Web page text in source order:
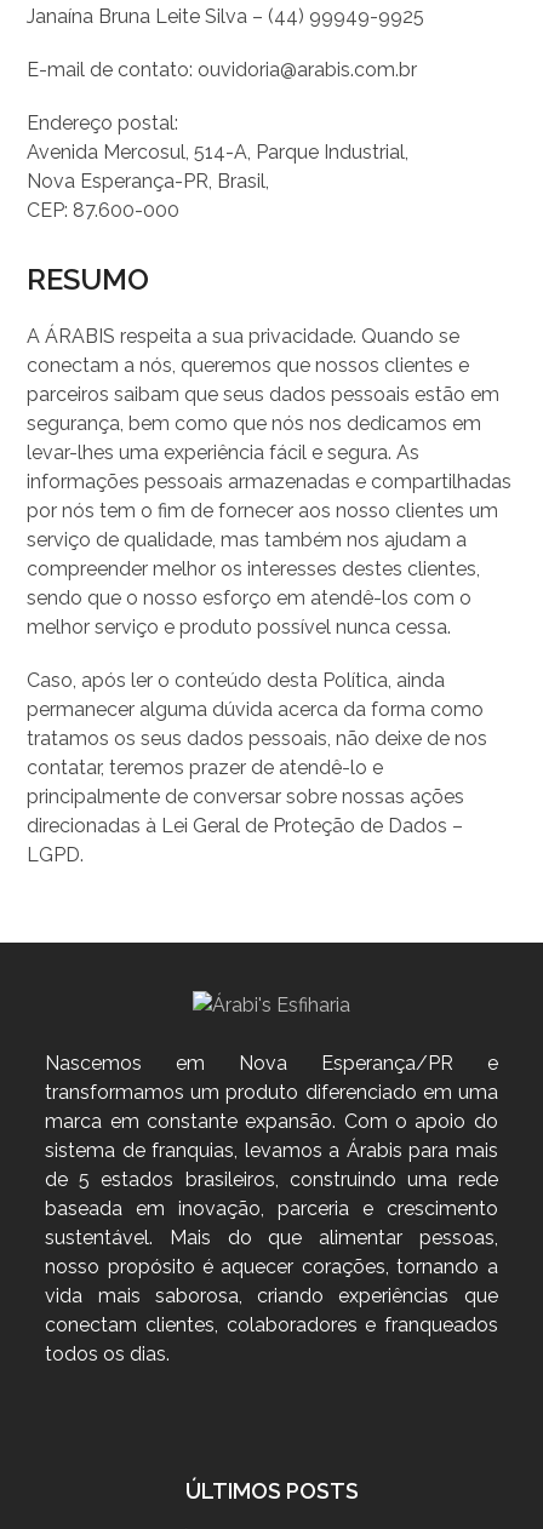
Janaína Bruna Leite Silva – (44) 99949-9925
E-mail de contato: ouvidoria@arabis.com.br
Endereço postal:
Avenida Mercosul, 514-A, Parque Industrial,
Nova Esperança-PR, Brasil,
CEP: 87.600-000
RESUMO
A ÁRABIS respeita a sua privacidade. Quando se
conectam a nós, queremos que nossos clientes e
parceiros saibam que seus dados pessoais estão em
segurança, bem como que nós nos dedicamos em
levar-lhes uma experiência fácil e segura. As
informações pessoais armazenadas e compartilhadas
por nós tem o fim de fornecer aos nosso clientes um
serviço de qualidade, mas também nos ajudam a
compreender melhor os interesses destes clientes,
sendo que o nosso esforço em atendê-los com o
melhor serviço e produto possível nunca cessa.
Caso, após ler o conteúdo desta Política, ainda
permanecer alguma dúvida acerca da forma como
tratamos os seus dados pessoais, não deixe de nos
contatar, teremos prazer de atendê-lo e
principalmente de conversar sobre nossas ações
direcionadas à Lei Geral de Proteção de Dados –
LGPD.
Nascemos em Nova Esperança/PR e
transformamos um produto diferenciado em uma
marca em constante expansão. Com o apoio do
sistema de franquias, levamos a Árabis para mais
de 5 estados brasileiros, construindo uma rede
baseada em inovação, parceria e crescimento
sustentável. Mais do que alimentar pessoas,
nosso propósito é aquecer corações, tornando a
vida mais saborosa, criando experiências que
conectam clientes, colaboradores e franqueados
todos os dias.
ÚLTIMOS POSTS